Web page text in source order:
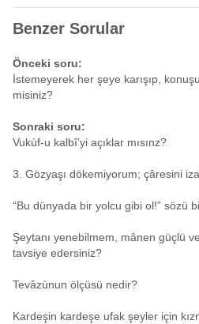
Benzer Sorular
Önceki soru:
İstemeyerek her şeye karışıp,
misiniz?
Sonraki soru:
Vukùf-u kalbî’yi açıklar mısınz?
3. Gözyaşı dökemiyorum; çâresini
“Bu dünyada bir yolcu gibi ol!” sözü
Şeytanı yenebilmem, mânen güçlü
tavsiye edersiniz?
Tevâzùnun ölçüsü nedir?
Kardeşin kardeşe ufak şeyler için